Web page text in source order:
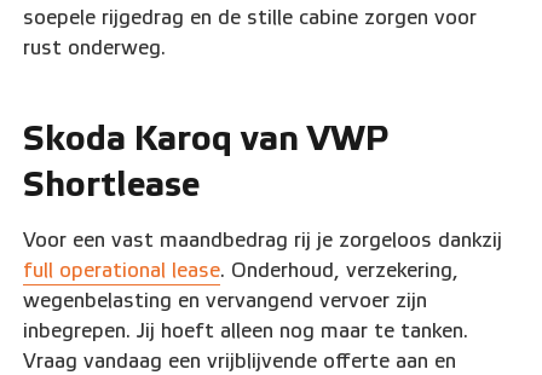
soepele rijgedrag en de stille cabine zorgen voor
rust onderweg.
Skoda Karoq van VWP
Shortlease
Voor een vast maandbedrag rij je zorgeloos dankzij
full operational lease. Onderhoud, verzekering,
wegenbelasting en vervangend vervoer zijn
inbegrepen. Jij hoeft alleen nog maar te tanken.
Vraag vandaag een vrijblijvende offerte aan en